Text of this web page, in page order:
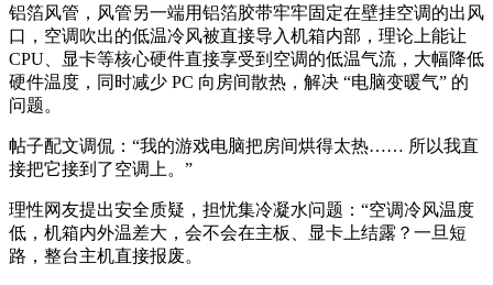
铝箔风管，风管另一端用铝箔胶带牢牢固定在壁挂空调的出风
口，空调吹出的低温冷风被直接导入机箱内部，理论上能让
CPU、显卡等核心硬件直接享受到空调的低温气流，大幅降低
硬件温度，同时减少 PC 向房间散热，解决 “电脑变暖气” 的
问题。
帖子配文调侃：“我的游戏电脑把房间烘得太热…… 所以我直
接把它接到了空调上。”
理性网友提出安全质疑，担忧集冷凝水问题：“空调冷风温度
低，机箱内外温差大，会不会在主板、显卡上结露？一旦短
路，整台主机直接报废。